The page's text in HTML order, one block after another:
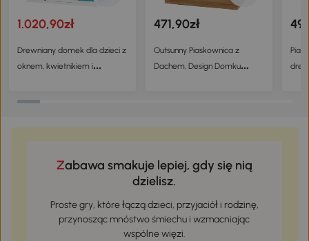
1.020,90zł
Drewniany domek dla dzieci z
oknem, kwietnikiem i
471,90zł
Outsunny Piaskownica z
Dachem, Design Domku
Zabawa smakuje lepiej, gdy się nią
dzielisz.
Proste gry, które łączą dzieci, przyjaciół i rodzinę,
przynosząc mnóstwo śmiechu i wzmacniając
wspólne więzi.